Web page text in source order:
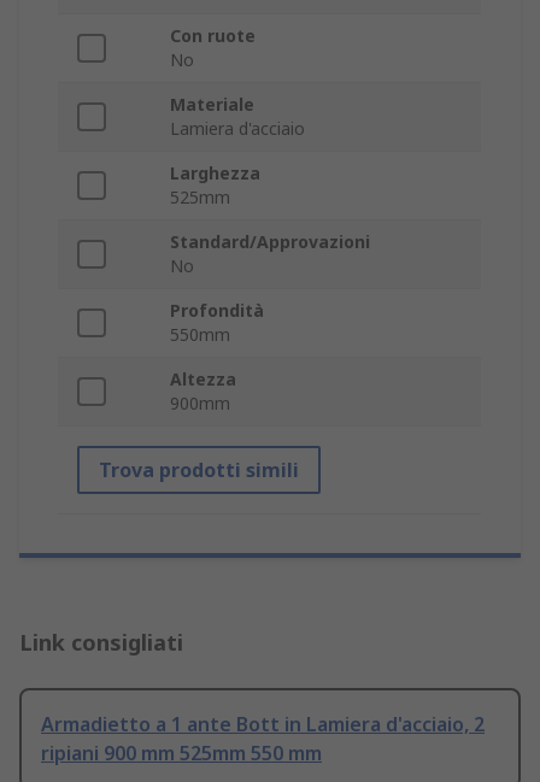
Con ruote
No
Materiale
Lamiera d'acciaio
Larghezza
525mm
Standard/Approvazioni
No
Profondità
550mm
Altezza
900mm
Trova prodotti simili
Link consigliati
Armadietto a 1 ante Bott in Lamiera d'acciaio, 2
ripiani 900 mm 525mm 550 mm